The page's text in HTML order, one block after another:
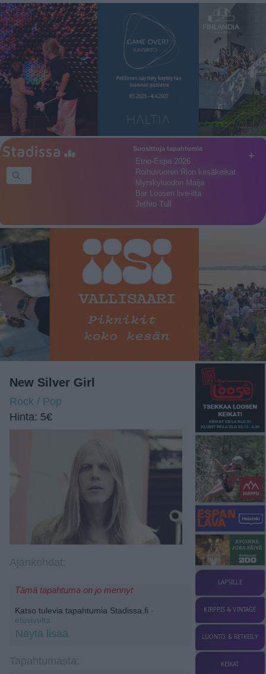
+
Suosittuja tapahtumia
Etno-Espa 2026
Roihuvuoren Rion kesäkeikat
Myrskyluodon Maija
Bar Loosen live-ilta
Jethro Tull
New Silver Girl
Rock / Pop
Hinta: 5€
Tämä tapahtuma on jo mennyt
Katso tulevia tapahtumia Stadissa.fi -
etusivulta.
Näytä lisää
LAPSILLE
KIRPPIS & VINTAGE
LUONTO & RETKEILY
KEIKAT